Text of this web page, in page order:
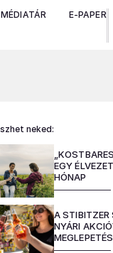
MÉDIATÁR E-PAPER
neked:
EGY
HÓNAP
A
NYÁRI